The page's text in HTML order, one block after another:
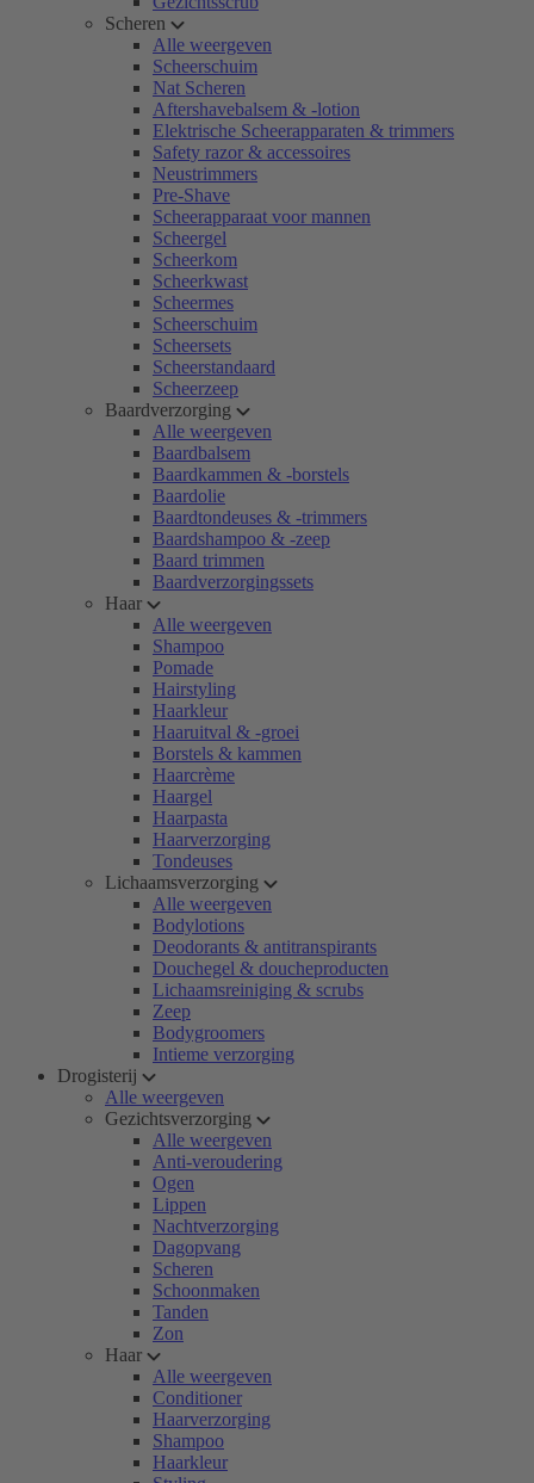
Scheren
Alle weergeven
Scheerschuim
Nat Scheren
Aftershavebalsem & -lotion
Elektrische Scheerapparaten & trimmers
Safety razor & accessoires
Neustrimmers
Pre-Shave
Scheerapparaat voor mannen
Scheergel
Scheerkom
Scheerkwast
Scheermes
Scheerschuim
Scheersets
Scheerstandaard
Scheerzeep
Baardverzorging
Alle weergeven
Baardbalsem
Baardkammen & -borstels
Baardolie
Baardtondeuses & -trimmers
Baardshampoo & -zeep
Baard trimmen
Baardverzorgingssets
Haar
Alle weergeven
Shampoo
Pomade
Hairstyling
Haarkleur
Haaruitval & -groei
Borstels & kammen
Haarcrème
Haargel
Haarpasta
Haarverzorging
Tondeuses
Lichaamsverzorging
Alle weergeven
Bodylotions
Deodorants & antitranspirants
Douchegel & doucheproducten
Lichaamsreiniging & scrubs
Zeep
Bodygroomers
Intieme verzorging
Drogisterij
Alle weergeven
Gezichtsverzorging
Alle weergeven
Anti-veroudering
Ogen
Lippen
Nachtverzorging
Dagopvang
Scheren
Schoonmaken
Tanden
Zon
Haar
Alle weergeven
Conditioner
Haarverzorging
Shampoo
Haarkleur